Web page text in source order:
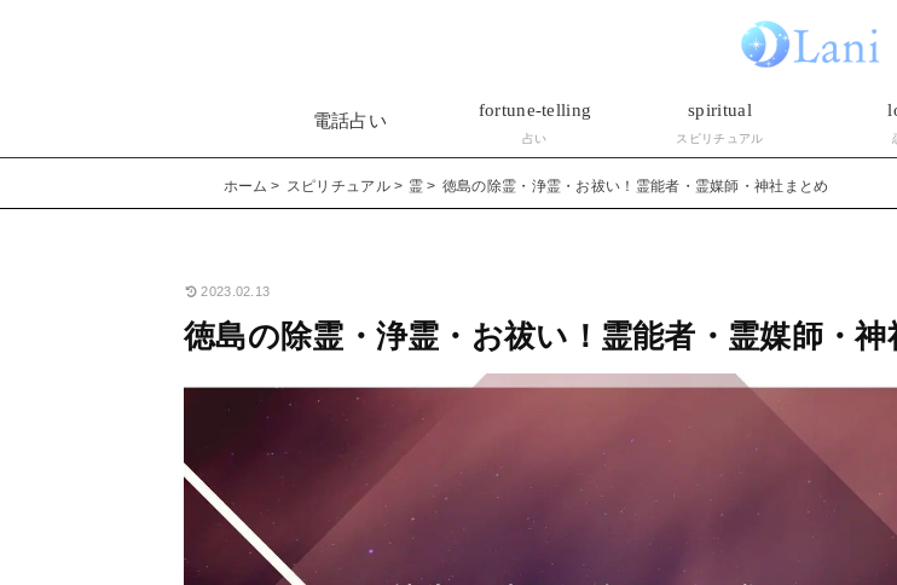
電話占い
fortune-telling
占い
spiritual
スピリチュアル
ホーム スピリチュアル 霊 徳島の除霊・浄霊・お祓い！霊能者・霊媒師・神社まとめ
2023.02.13
徳島の除霊・浄霊・お祓い！霊能者・霊媒師・神